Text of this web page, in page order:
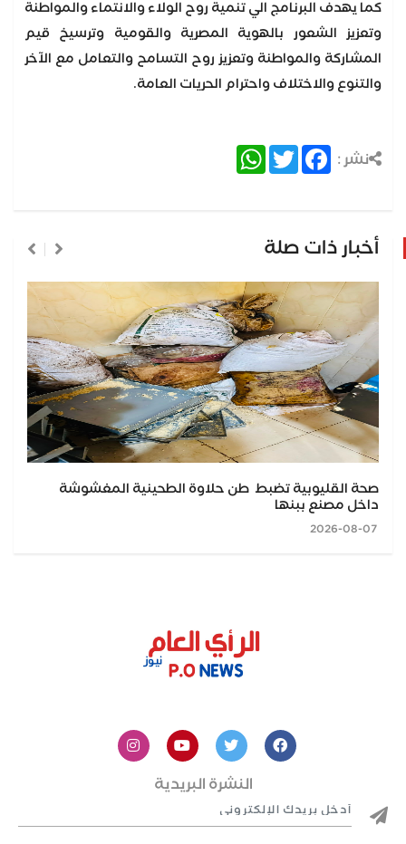
كما يهدف البرنامج الي تنمية روح الولاء والانتماء والمواطنة
وتعزيز الشعور بالهوية المصرية والقومية وترسيخ قيم
المشاركة والمواطنة وتعزيز روح التسامح والتعامل مع الآخر
والتنوع والاختلاف واحترام الحريات العامة.
نشر : Facebook
Twitter
WhatsApp
أخبار ذات صلة
صحة القليوبية تضبط طن حلاوة الطحينية المغشوشة
داخل مصنع ببنها
النشرة البريدية